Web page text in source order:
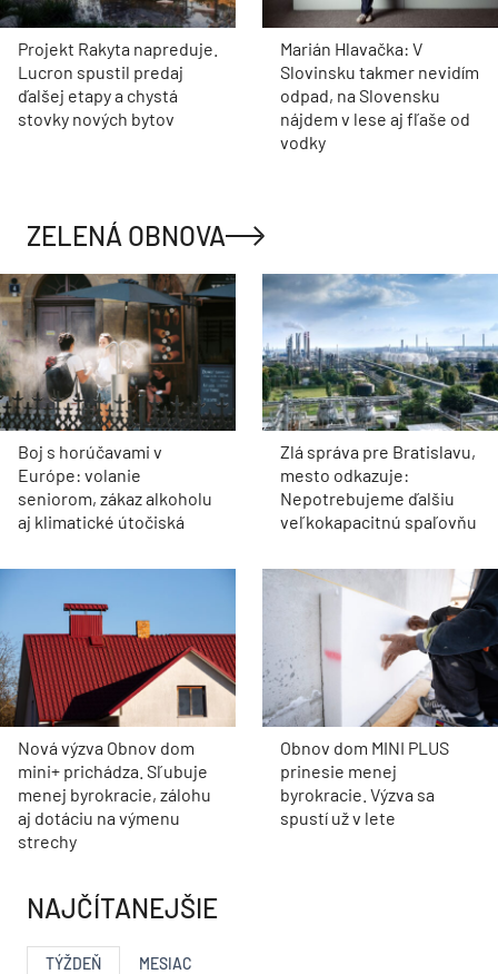
Projekt Rakyta napreduje.
Lucron spustil predaj
ďalšej etapy a chystá
stovky nových bytov
Marián Hlavačka: V
Slovinsku takmer nevidím
odpad, na Slovensku
nájdem v lese aj fľaše od
vodky
ZELENÁ OBNOVA
Boj s horúčavami v
Európe: volanie
seniorom, zákaz alkoholu
aj klimatické útočiská
Zlá správa pre Bratislavu,
mesto odkazuje:
Nepotrebujeme ďalšiu
veľkokapacitnú spaľovňu
Nová výzva Obnov dom
mini+ prichádza. Sľubuje
menej byrokracie, zálohu
aj dotáciu na výmenu
strechy
Obnov dom MINI PLUS
prinesie menej
byrokracie. Výzva sa
spustí už v lete
NAJČÍTANEJŠIE
TÝŽDEŇ MESIAC